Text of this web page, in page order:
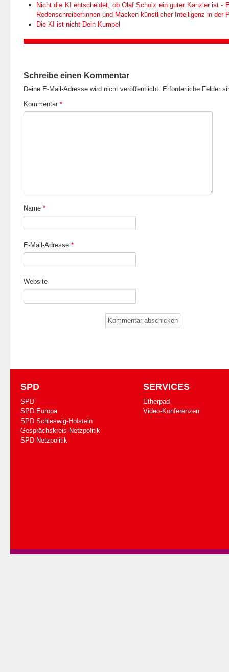
Nicht die KI entscheidet, ob Olaf Scholz ein guter Kanzler ist -
Redenschreiber:innen und Macken künstlicher Intelligenz in der
Die KI ist nicht Dein Kumpel
Schreibe einen Kommentar
Deine E-Mail-Adresse wird nicht veröffentlicht. Erforderliche Felder
Kommentar *
Name *
E-Mail-Adresse *
Website
SPD
SPD
SPD Europa
SPD Schleswig-Holstein
Gesprächskreis Netzpolitik
SPD Netzpolitik
SERVICES
Etherpad
Video-Konferenzen